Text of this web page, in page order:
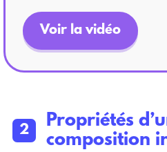
Voir la vidéo
Propriétés
composition